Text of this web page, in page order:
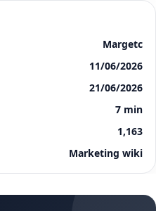
Margetc
11/06/2026
21/06/2026
7 min
1,163
Marketing wiki